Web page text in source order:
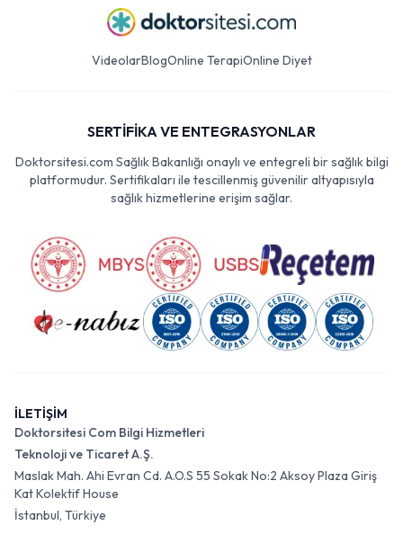
VideolarBlogOnline TerapiOnline Diyet
SERTİFİKA VE ENTEGRASYONLAR
Doktorsitesi.com Sağlık Bakanlığı onaylı ve entegreli bir sağlık bilgi
platformudur. Sertifikaları ile tescillenmiş güvenilir altyapısıyla
sağlık hizmetlerine erişim sağlar.
İLETİŞİM
Doktorsitesi Com Bilgi Hizmetleri
Teknoloji ve Ticaret A.Ş.
Maslak Mah. Ahi Evran Cd. A.O.S 55 Sokak No:2 Aksoy Plaza Giriş
Kat Kolektif House
İstanbul, Türkiye